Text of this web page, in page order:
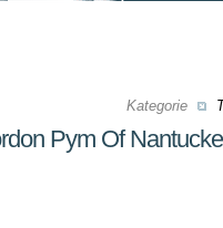
Kategorie
Pym Of